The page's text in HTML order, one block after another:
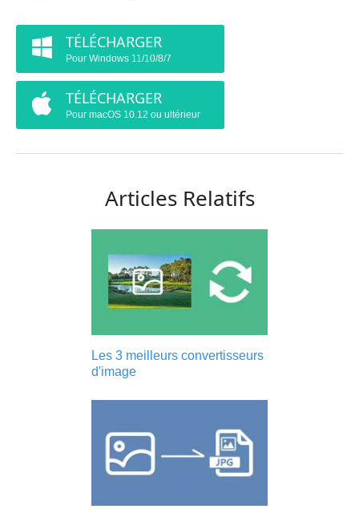
TÉLÉCHARGER
Pour Windows 11/10/8/7
TÉLÉCHARGER
Pour macOS 10.12 ou ultérieur
Articles Relatifs
Les 3 meilleurs convertisseurs
d'image